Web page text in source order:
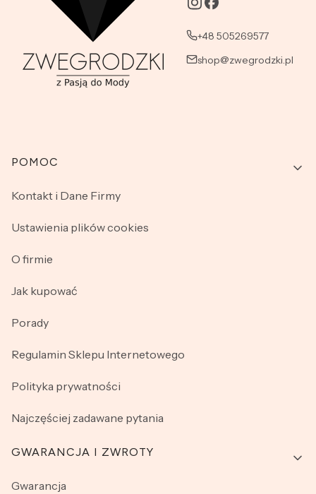
+48 505269577
shop@zwegrodzki.pl
Linki w stopce
POMOC
Kontakt i Dane Firmy
Ustawienia plików cookies
O firmie
Jak kupować
Porady
Regulamin Sklepu Internetowego
Polityka prywatności
Najczęściej zadawane pytania
GWARANCJA I ZWROTY
Gwarancja